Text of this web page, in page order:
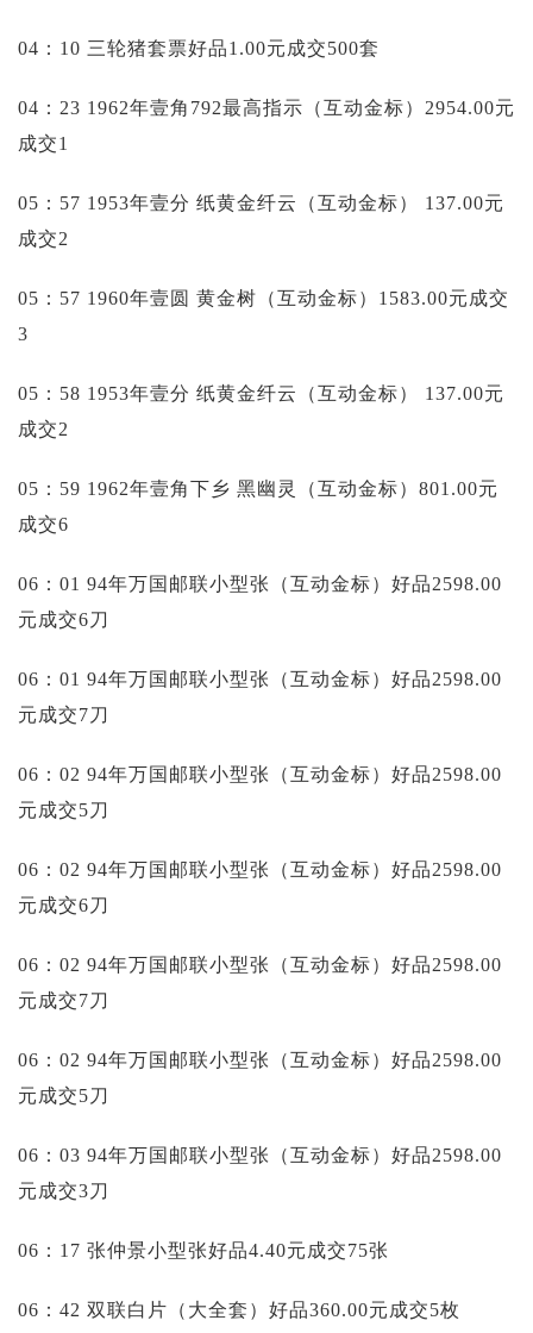
04：10 三轮猪套票好品1.00元成交500套
04：23 1962年壹角792最高指示（互动金标）2954.00元
成交1
05：57 1953年壹分 纸黄金纤云（互动金标）
137.00元
成交2
05：57 1960年壹圆 黄金树（互动金标）1583.00元成交
3
05：58 1953年壹分 纸黄金纤云（互动金标）
137.00元
成交2
05：59 1962年壹角下乡 黑幽灵（互动金标）801.00元
成交6
06：01 94年万国邮联小型张（互动金标）好品2598.00
元成交6刀
06：01 94年万国邮联小型张（互动金标）好品2598.00
元成交7刀
06：02 94年万国邮联小型张（互动金标）好品2598.00
元成交5刀
06：02 94年万国邮联小型张（互动金标）好品2598.00
元成交6刀
06：02 94年万国邮联小型张（互动金标）好品2598.00
元成交7刀
06：02 94年万国邮联小型张（互动金标）好品2598.00
元成交5刀
06：03 94年万国邮联小型张（互动金标）好品2598.00
元成交3刀
06：17 张仲景小型张好品4.40元成交75张
06：42 双联白片（大全套）好品360.00元成交5枚